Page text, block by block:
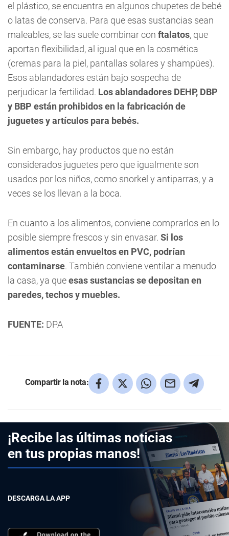
el plástico, se encuentra en algunos chupetes de bebé
o latas de conserva. Para que esas sustancias sean
maleables, se las suele combinar con ftalatos, que
aportan flexibilidad, al igual que en la cosmética
(cremas para la piel, pantallas solares y shampúes).
Esos ablandadores están bajo sospecha de
perjudicar la fertilidad. Los ablandadores DEHP, DBP
y BBP están prohibidos en la fabricación de
juguetes y artículos para bebés.
Sin embargo, hay productos que no están
considerados juguetes pero que igualmente son
usados por los niños, como snorkel y antiparras, y a
veces se los llevan a la boca.
En cuanto a los alimentos, conviene comprarlos en lo
posible siempre frescos y sin envasar. Si los
alimentos están envueltos en PVC, podrían
contaminarse. También conviene ventilar a menudo
la casa, ya queesas sustancias se depositan en
paredes, techos y muebles.
FUENTE: DPA
Compartir la nota:
¡Recibe las últimas noticias
en tus propias manos!
DESCARGA LA APP